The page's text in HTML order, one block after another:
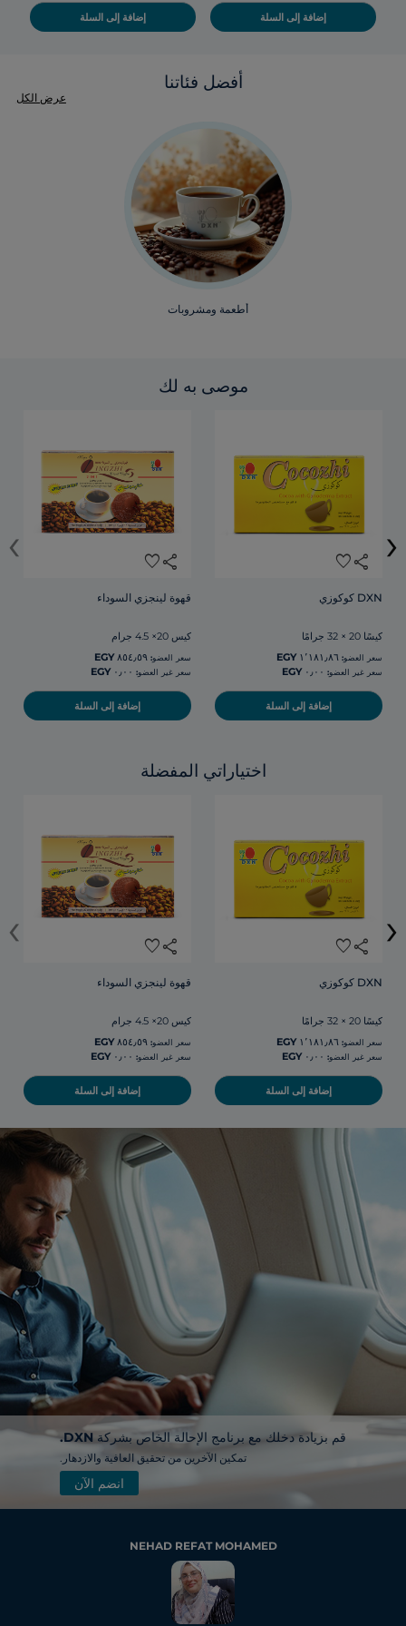
إضافة إلى السلة إضافة إلى السلة
أفضل فئاتنا
عرض الكل
أطعمة ومشروبات
موصى به لك
share
favorite
DXN كوكوزي
كيسًا 20 × 32 جرامًا
سعر العضو:
سعر غير العضو:
إضافة إلى السلة
share
favorite
قهوة لينجزي السوداء
كيس 20× 4.5 جرام
سعر العضو:
‏٨٥٤٫٥٩ EGY
سعر غير العضو:
إضافة إلى السلة
‹ ›
اختياراتي المفضلة
share
favorite
DXN كوكوزي
كيسًا 20 × 32 جرامًا
سعر العضو:
سعر غير العضو:
إضافة إلى السلة
share
favorite
قهوة لينجزي السوداء
كيس 20× 4.5 جرام
سعر العضو:
‏٨٥٤٫٥٩ EGY
سعر غير العضو:
إضافة إلى السلة
‹ ›
قم بزيادة دخلك مع برنامج الإحالة الخاص بشركة DXN.
تمكين الآخرين من تحقيق العافية والازدهار.
انضم الآن
NEHAD REFAT MOHAMED